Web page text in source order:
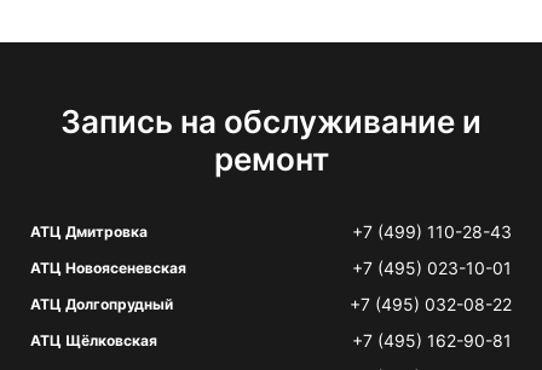
Запись на обслуживание и
ремонт
АТЦ Дмитровка +7 (499) 110-28-43
АТЦ Новоясеневская +7 (495) 023-10-01
АТЦ Долгопрудный +7 (495) 032-08-22
АТЦ Щёлковская +7 (495) 162-90-81